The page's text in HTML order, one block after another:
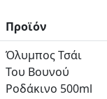
Προϊόν
Όλυμπος Τσάι
Του Βουνού
Ροδάκινο 500ml